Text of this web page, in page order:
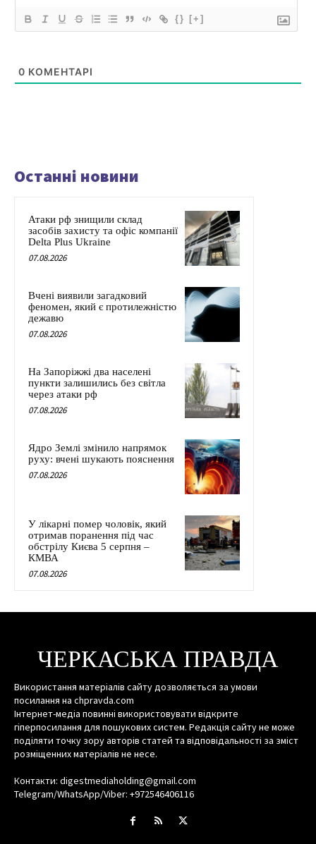
{} [+]
0 КОМЕНТАРІ
Останні новини
Атаки рф знищили склад
засобів захисту та офіс компанії
Delta Plus Ukraine
07.08.2026
Вчені виявили загадковий
феномен, який є протилежністю
дежавю
07.08.2026
На Запоріжжі два населені
пункти залишились без світла
через атаки рф
07.08.2026
Ядро Землі змінило напрямок
руху: вчені шукають пояснення
07.08.2026
У лікарні помер чоловік, який
отримав поранення під час
обстрілу Києва 5 серпня –
КМВА
07.08.2026
ЧЕРКАСЬКА ПРАВДА
Використання матеріалів сайту дозволяється за умови
посилання на chpravda.com
Інтернет-медіа повинні використовувати відкрите
гіперпосилання для пошукових систем. Редакція сайту не може
поділяти точку зору авторів статей та відповідальності за зміст
розміщенних матеріалів не несе.
Контакти: digestmediaholding@gmail.com
Telegram/WhatsApp/Viber: +972546406116